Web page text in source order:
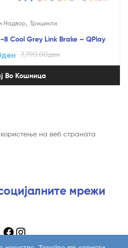
Надвор Трицикли
8 Cool Grey Link Brake – QPlay
7,790.00ден
ден
Во Кошница
на веб страната
мрежи